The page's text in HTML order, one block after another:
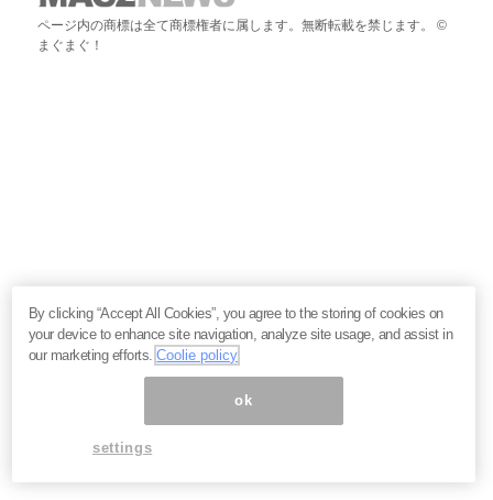
ページ内の商標は全て商標権者に属します。無断転載を禁じます。 ©
まぐまぐ！
By clicking “Accept All Cookies”, you agree to the storing of cookies on
your device to enhance site navigation, analyze site usage, and assist in
our marketing efforts.Coolie policy
ok
settings